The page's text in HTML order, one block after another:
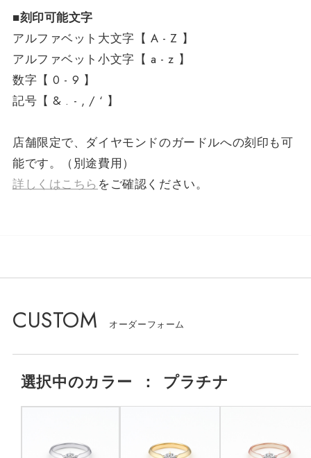
■刻印可能文字
アルファベット大文字【 A - Z 】
アルファベット小文字【 a - z 】
数字【 0 - 9 】
記号【 & . - , / ‘ 】
店舗限定で、ダイヤモンドのガードルへの刻印も可
能です。（別途費用）
詳しくはこちら をご確認ください。
CUSTOM
選択中のカラー ： プラチナ